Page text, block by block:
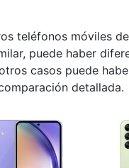
teléfonos móviles
puede haber
casos puede
detallada.